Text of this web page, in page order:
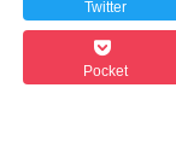
Twitter
Pocket